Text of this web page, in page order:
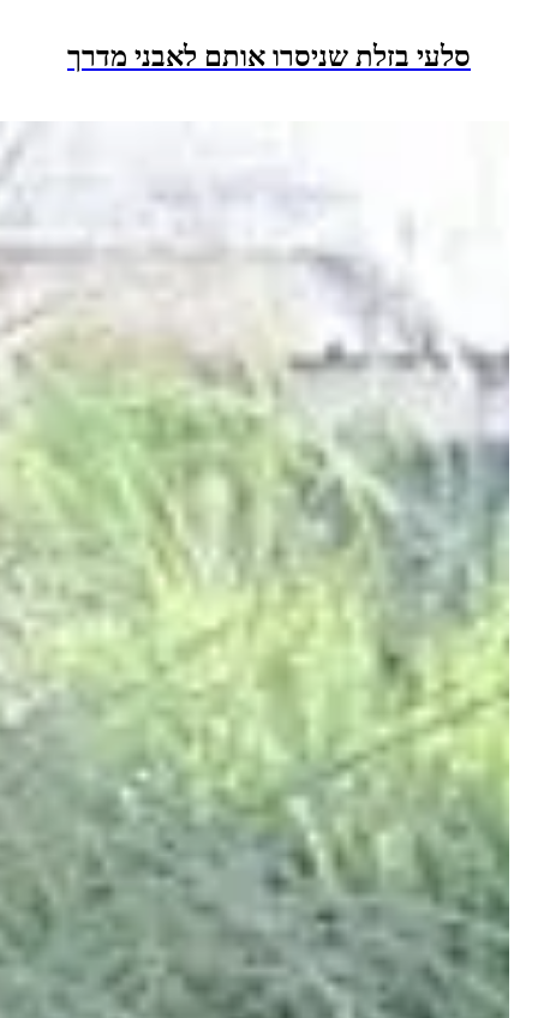
בזלת שניסרו אותם לאבני מדרך